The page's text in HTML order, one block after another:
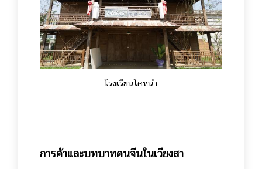
โรงเรียนไคหนำ
การค้าและบทบาทคนจีนในเวียงสา